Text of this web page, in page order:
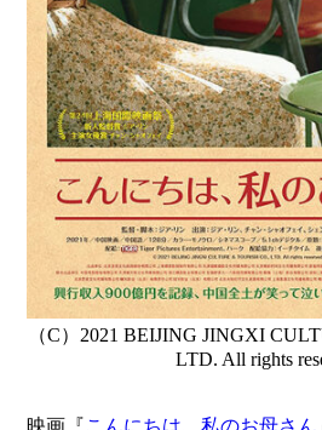
（C）2021 BEIJING JINGXI
LTD. All rights